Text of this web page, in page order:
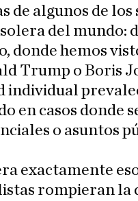
de algunos de los
del mundo:
donde hemos
Trump o Boris
individual
en casos donde
o asuntos
exactamente
rompieran la